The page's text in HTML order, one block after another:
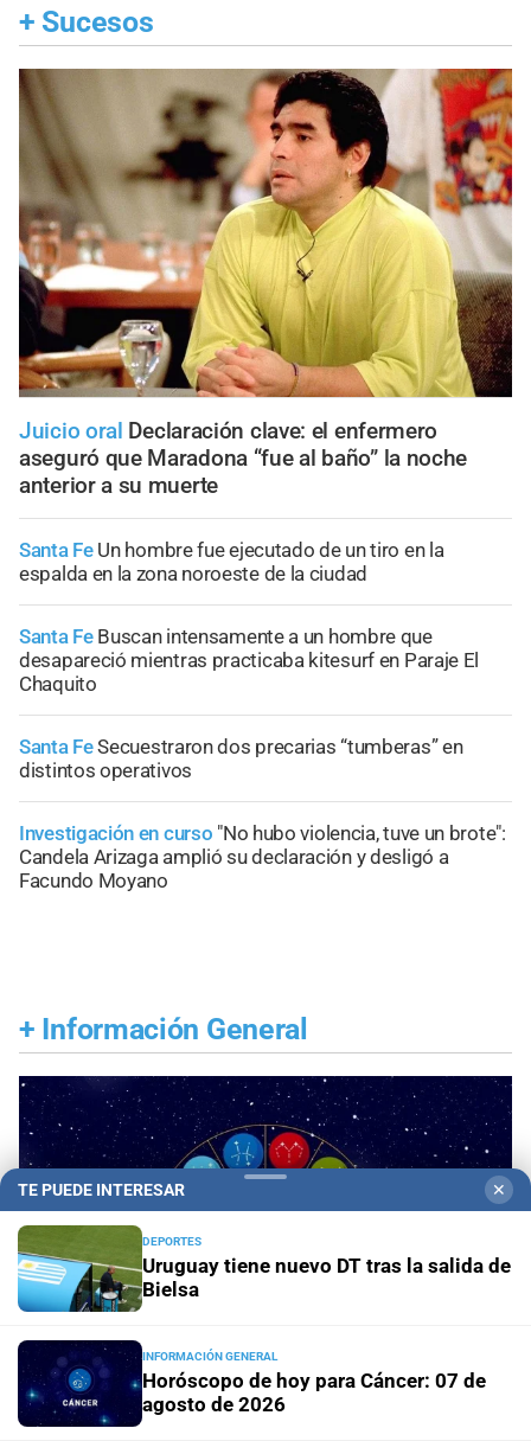
+ Sucesos
Juicio oral Declaración clave: el enfermero
aseguró que Maradona “fue al baño” la noche
anterior a su muerte
Santa Fe Un hombre fue ejecutado de un tiro en la
espalda en la zona noroeste de la ciudad
Santa Fe Buscan intensamente a un hombre que
desapareció mientras practicaba kitesurf en Paraje El
Chaquito
Santa FeSecuestraron dos precarias “tumberas” en
distintos operativos
Investigación en curso "No hubo violencia, tuve un brote":
Candela Arizaga amplió su declaración y desligó a
Facundo Moyano
+ Información General
TE PUEDE INTERESAR ✕
DEPORTES
Uruguay tiene nuevo DT tras la salida de
Bielsa
INFORMACIÓN GENERAL
Horóscopo de hoy para Cáncer: 07 de
agosto de 2026